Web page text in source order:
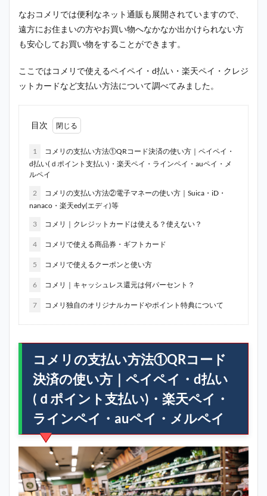
なおコメリでは便利なネット通販も展開されていますので、
遠方にお住まいの方やお買い物へなかなか出かけられない方
も安心してお買い物をすることができます。
ここではコメリで使えるペイペイ・d払い・楽天ペイ・クレジ
ットカードなど支払い方法について調べてみました。
目次
1
コメリの支払い方法①QRコード決済の使い方｜ペイペイ・
d払い(ｄポイント支払い)・楽天ペイ・ラインペイ・auペイ・メ
ルペイ
2
コメリの支払い方法②電子マネーの使い方｜Suica・iD・
nanaco・楽天edy(エディ)等
3 コメリ｜クレジットカードは使える？使えない？
4 コメリで使える商品券・ギフトカード
5 コメリで使えるクーポンと使い方
6 コメリ｜キャッシュレス還元は何パーセント？
7 コメリ独自のオリジナルカードやポイント特典について
コメリの支払い方法①QRコード
決済の使い方｜ペイペイ・d払い
(ｄポイント支払い)・楽天ペイ・
ラインペイ・auペイ・メルペイ